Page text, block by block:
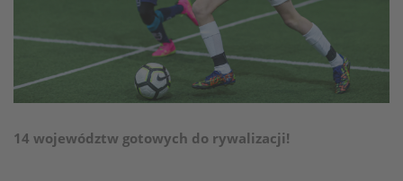
14 województw gotowych do rywalizacji!